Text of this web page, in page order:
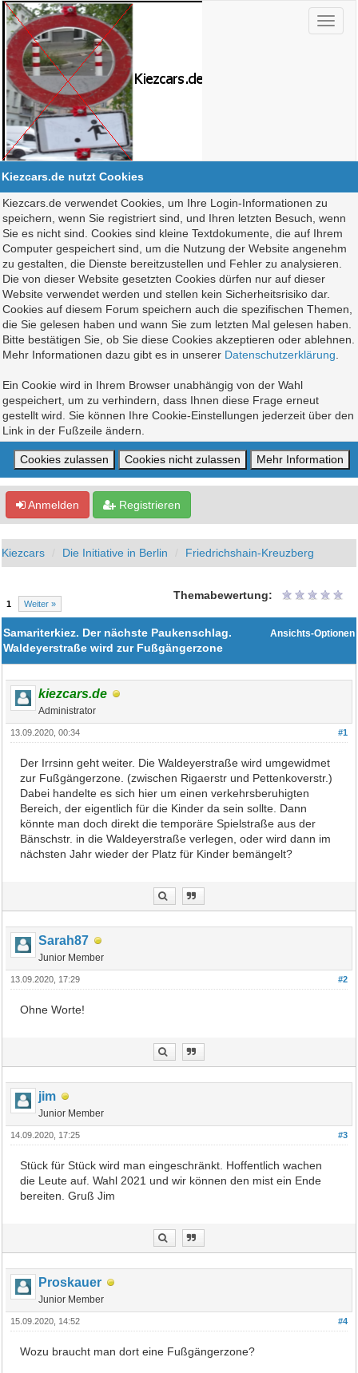
Kiezcars.de nutzt Cookies
Kiezcars.de verwendet Cookies, um Ihre Login-Informationen zu
speichern, wenn Sie registriert sind, und Ihren letzten Besuch, wenn
Sie es nicht sind. Cookies sind kleine Textdokumente, die auf Ihrem
Computer gespeichert sind, um die Nutzung der Website angenehm
zu gestalten, die Dienste bereitzustellen und Fehler zu analysieren.
Die von dieser Website gesetzten Cookies dürfen nur auf dieser
Website verwendet werden und stellen kein Sicherheitsrisiko dar.
Cookies auf diesem Forum speichern auch die spezifischen Themen,
die Sie gelesen haben und wann Sie zum letzten Mal gelesen haben.
Bitte bestätigen Sie, ob Sie diese Cookies akzeptieren oder ablehnen.
Mehr Informationen dazu gibt es in unserer Datenschutzerklärung
Ein Cookie wird in Ihrem Browser unabhängig von der Wahl
gespeichert, um zu verhindern, dass Ihnen diese Frage erneut
gestellt wird. Sie können Ihre Cookie-Einstellungen jederzeit über den
Link in der Fußzeile ändern.
Anmelden Registrieren
Kiezcars Die Initiative in Berlin Friedrichshain-Kreuzberg
1 Weiter »
Themabewertung:
Ansichts-Optionen
Samariterkiez. Der nächste Paukenschlag.
Waldeyerstraße wird zur Fußgängerzone
kiezcars.de
Administrator
#1
13.09.2020, 00:34
Der Irrsinn geht weiter. Die Waldeyerstraße wird umgewidmet
zur Fußgängerzone. (zwischen Rigaerstr und Pettenkoverstr.)
Dabei handelte es sich hier um einen verkehrsberuhigten
Bereich, der eigentlich für die Kinder da sein sollte. Dann
könnte man doch direkt die temporäre Spielstraße aus der
Bänschstr. in die Waldeyerstraße verlegen, oder wird dann im
nächsten Jahr wieder der Platz für Kinder bemängelt?
Sarah87
Junior Member
#2
13.09.2020, 17:29
Ohne Worte!
jim
Junior Member
#3
14.09.2020, 17:25
Stück für Stück wird man eingeschränkt. Hoffentlich wachen
die Leute auf. Wahl 2021 und wir können den mist ein Ende
bereiten. Gruß Jim
Proskauer
Junior Member
#4
15.09.2020, 14:52
Wozu braucht man dort eine Fußgängerzone?